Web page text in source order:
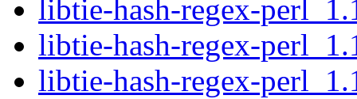
libtie-hash-regex-
libtie-hash-regex-
libtie-hash-regex-